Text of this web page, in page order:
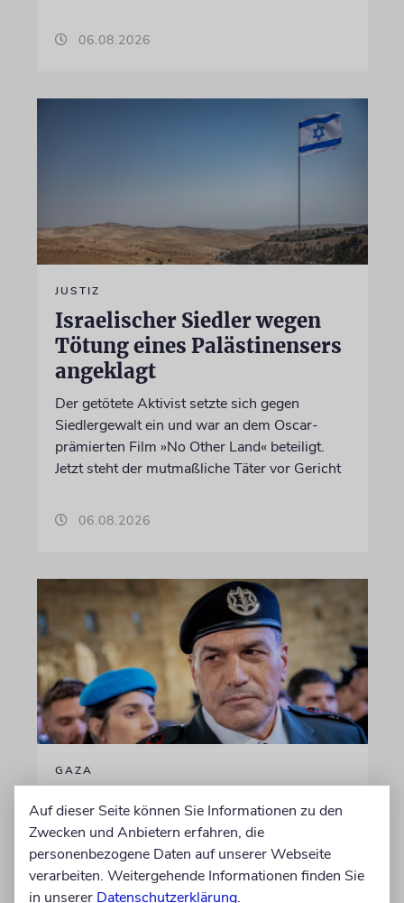
06.08.2026
JUSTIZ
Israelischer Siedler wegen
Tötung eines Palästinensers
angeklagt
Der getötete Aktivist setzte sich gegen
Siedlergewalt ein und war an dem Oscar-
prämierten Film »No Other Land« beteiligt.
Jetzt steht der mutmaßliche Täter vor Gericht
06.08.2026
GAZA
IDF-Chef Zamir: Jeder
Verantwortliche für die
Massaker vom 7. Oktober
wird zur Rechenschaft
Auf dieser Seite können Sie Informationen zu den
Zwecken und Anbietern erfahren, die
personenbezogene Daten auf unserer Webseite
verarbeiten. Weitergehende Informationen finden Sie
in unserer Datenschutzerklärung.